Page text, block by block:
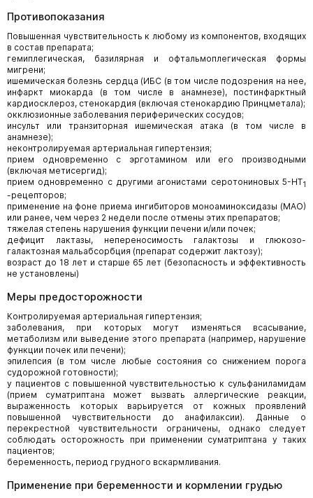
Противопоказания
Повышенная чувствительность к любому из компонентов, входящих
в состав препарата;
гемиплегическая, базилярная и офтальмоплегическая формы
мигрени;
ишемическая болезнь сердца (ИБС (в том числе подозрения на нее,
инфаркт миокарда (в том числе в анамнезе), постинфарктный
кардиосклероз, стенокардия (включая стенокардию Принцметала);
окклюзионные заболевания периферических сосудов;
инсульт или транзиторная ишемическая атака (в том числе в
анамнезе);
неконтролируемая артериальная гипертензия;
прием одновременно с эрготамином или его производными
(включая метисергид);
прием одновременно с другими агонистами серотониновых 5-HT1
-рецепторов;
применение на фоне приема ингибиторов моноаминоксидазы (МАО)
или ранее, чем через 2 недели после отмены этих препаратов;
тяжелая степень нарушения функции печени и/или почек;
дефицит лактазы, непереносимость галактозы и глюкозо-
галактозная мальабсорбция (препарат содержит лактозу);
возраст до 18 лет и старше 65 лет (безопасность и эффективность
не установлены)
Меры предосторожности
Контролируемая артериальная гипертензия;
заболевания, при которых могут изменяться всасывание,
метаболизм или выведение этого препарата (например, нарушение
функции почек или печени);
эпилепсия (в том числе любые состояния со снижением порога
судорожной готовности);
у пациентов с повышенной чувствительностью к сульфаниламидам
(прием суматриптана может вызвать аллергические реакции,
выраженность которых варьируется от кожных проявлений
повышенной чувствительности до анафилаксии). Данные о
перекрестной чувствительности ограничены, однако следует
соблюдать осторожность при применении суматриптана у таких
пациентов;
беременность, период грудного вскармливания.
Применение при беременности и кормлении грудью